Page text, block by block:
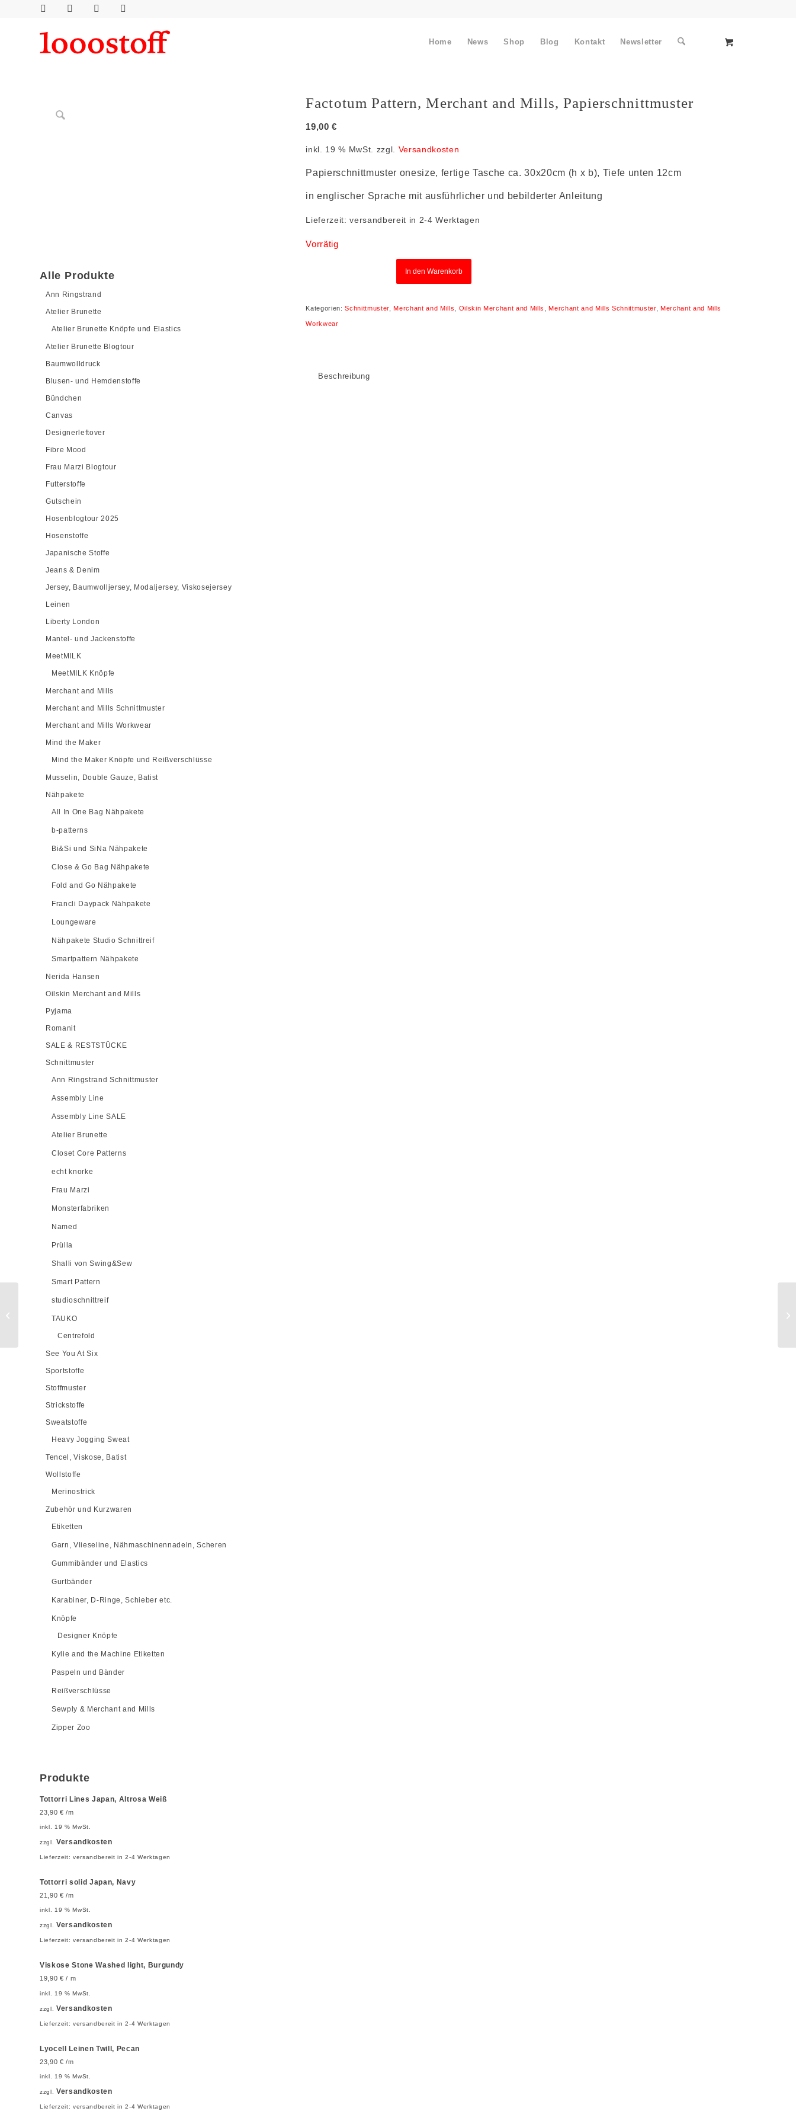
Home News Shop Blog Kontakt Newsletter
Alle Produkte
Ann Ringstrand
Atelier Brunette
Atelier Brunette Knöpfe und Elastics
Atelier Brunette Blogtour
Baumwolldruck
Blusen- und Hemdenstoffe
Bündchen
Canvas
Designerleftover
Fibre Mood
Frau Marzi Blogtour
Futterstoffe
Gutschein
Hosenblogtour 2025
Hosenstoffe
Japanische Stoffe
Jeans & Denim
Jersey, Baumwolljersey, Modaljersey, Viskosejersey
Leinen
Liberty London
Mantel- und Jackenstoffe
MeetMILK
MeetMILK Knöpfe
Merchant and Mills
Merchant and Mills Schnittmuster
Merchant and Mills Workwear
Mind the Maker
Mind the Maker Knöpfe und Reißverschlüsse
Musselin, Double Gauze, Batist
Nähpakete
All In One Bag Nähpakete
b-patterns
Bi&Si und SiNa Nähpakete
Close & Go Bag Nähpakete
Fold and Go Nähpakete
Francli Daypack Nähpakete
Loungeware
Nähpakete Studio Schnittreif
Smartpattern Nähpakete
Nerida Hansen
Oilskin Merchant and Mills
Pyjama
Romanit
SALE & RESTSTÜCKE
Schnittmuster
Ann Ringstrand Schnittmuster
Assembly Line
Assembly Line SALE
Atelier Brunette
Closet Core Patterns
echt knorke
Frau Marzi
Monsterfabriken
Named
Prülla
Shalli von Swing&Sew
Smart Pattern
studioschnittreif
TAUKO
Centrefold
See You At Six
Sportstoffe
Stoffmuster
Strickstoffe
Sweatstoffe
Heavy Jogging Sweat
Tencel, Viskose, Batist
Wollstoffe
Merinostrick
Zubehör und Kurzwaren
Etiketten
Garn, Vlieseline, Nähmaschinennadeln, Scheren
Gummibänder und Elastics
Gurtbänder
Karabiner, D-Ringe, Schieber etc.
Knöpfe
Designer Knöpfe
Kylie and the Machine Etiketten
Paspeln und Bänder
Reißverschlüsse
Sewply & Merchant and Mills
Zipper Zoo
Produkte
Tottorri Lines Japan, Altrosa Weiß
23,90 € /m
inkl. 19 % MwSt.
zzgl. Versandkosten
Lieferzeit:versandbereit in 2-4 Werktagen
Tottorri solid Japan, Navy
21,90 € /m
inkl. 19 % MwSt.
zzgl. Versandkosten
Lieferzeit:versandbereit in 2-4 Werktagen
Viskose Stone Washed light, Burgundy
19,90 € / m
inkl. 19 % MwSt.
zzgl. Versandkosten
Lieferzeit:versandbereit in 2-4 Werktagen
Lyocell Leinen Twill, Pecan
23,90 € /m
inkl. 19 % MwSt.
zzgl. Versandkosten
Lieferzeit:versandbereit in 2-4 Werktagen
Factotum Pattern, Merchant and Mills, Papierschnittmuster
19,00€
inkl. 19 % MwSt. zzgl. Versandkosten
Papierschnittmuster onesize, fertige Tasche ca. 30x20cm (h x b), Tiefe unten 12cm
in englischer Sprache mit ausführlicher und bebilderter Anleitung
Lieferzeit:versandbereit in 2-4 Werktagen
Vorrätig
In den Warenkorb
Kategorien:Schnittmuster,Merchant and Mills Oilskin Merchant and Mills ,Merchant and Mills Schnittmuster,Merchant and Mills
Workwear
Beschreibung
Add-On Nähpaket Frau Orla
Papertouch Popeline Stretch